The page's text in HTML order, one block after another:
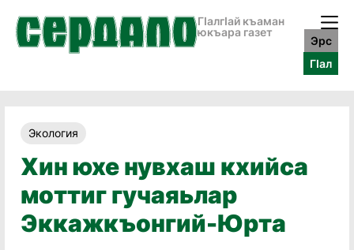
ГӀалгӀай къаман
юкъара газет
Эрс
ГӀал
Экология
Хин юхе нувхаш кхийса
моттиг гучаяьлар
Эккажкъонгий-Юрта